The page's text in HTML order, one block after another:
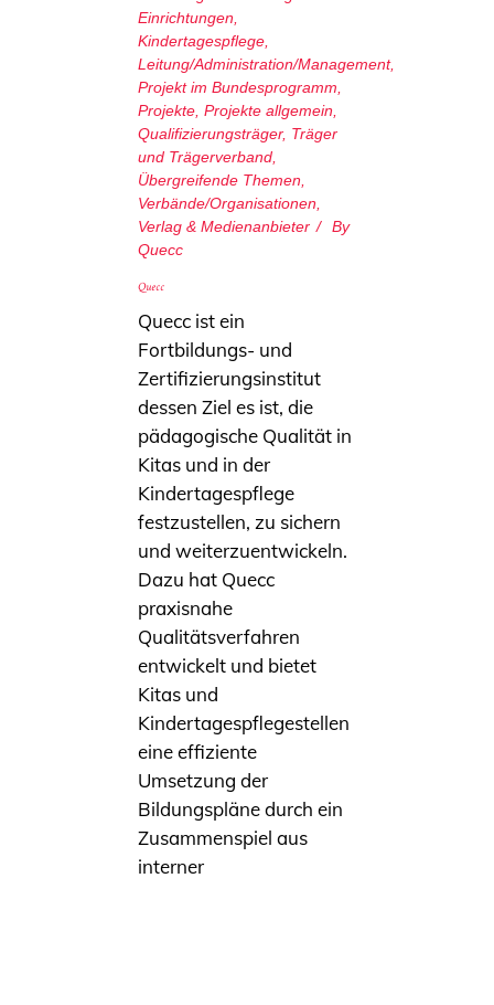
Einrichtungen
Kindertagespflege
Leitung/Administration/Management,
Projekt im Bundesprogramm
Projekte Projekte allgemein
Qualifizierungsträger, Träger
und Trägerverband
Übergreifende Themen
Verbände/Organisationen
Verlag & Medienanbieter
By
Quecc
Quecc
Quecc ist ein
Fortbildungs- und
Zertifizierungsinstitut
dessen Ziel es ist, die
pädagogische Qualität in
Kitas und in der
Kindertagespflege
festzustellen, zu sichern
und weiterzuentwickeln.
Dazu hat Quecc
praxisnahe
Qualitätsverfahren
entwickelt und bietet
Kitas und
Kindertagespflegestellen
eine effiziente
Umsetzung der
Bildungspläne durch ein
Zusammenspiel aus
interner